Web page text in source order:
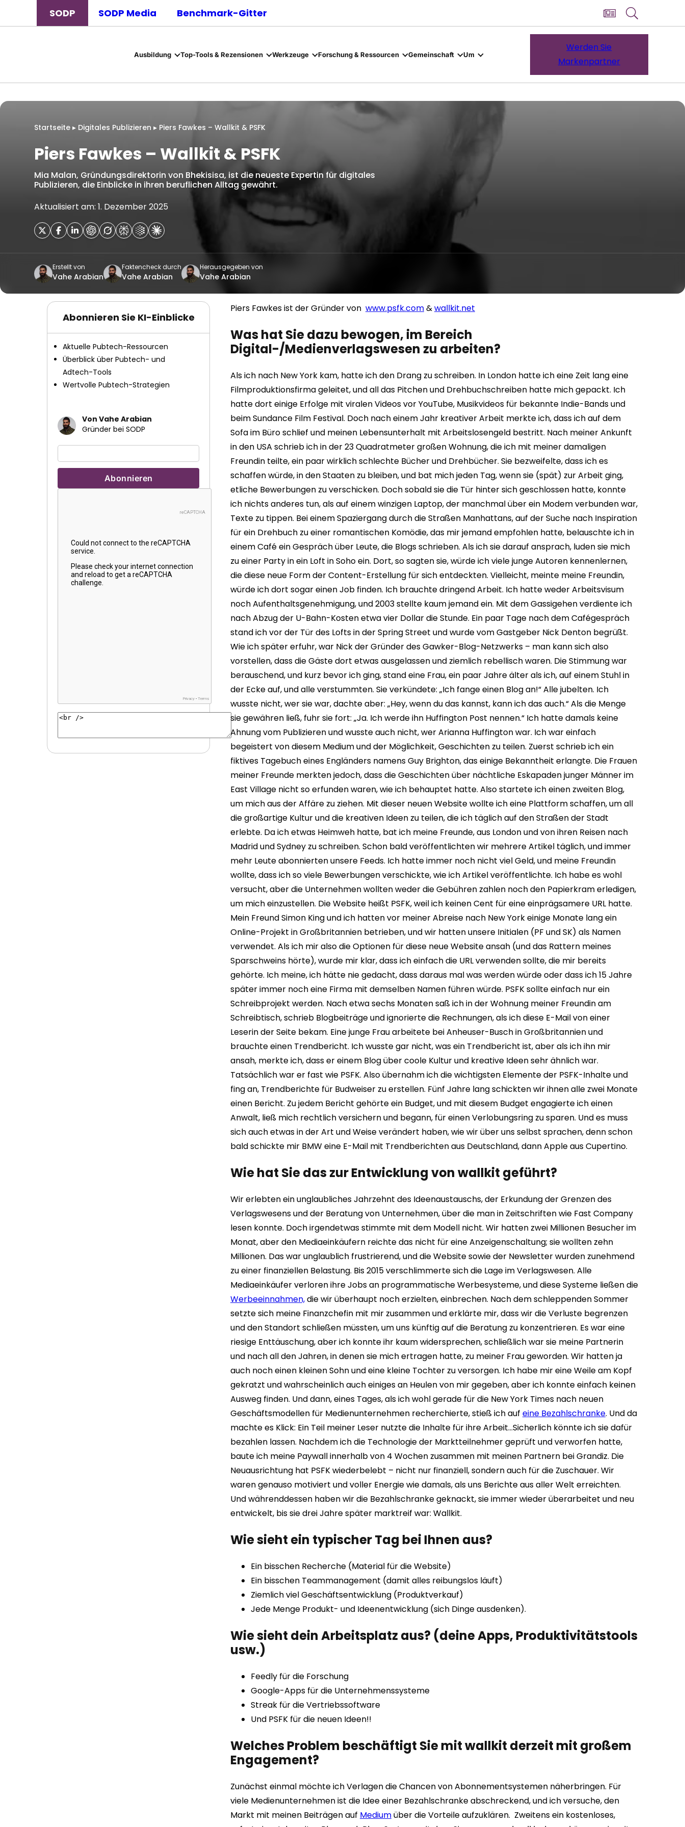
SODP SODP Media Benchmark-Gitter
Ausbildung Top-Tools & Rezensionen Werkzeuge Forschung & Ressourcen Gemeinschaft Um
Werden Sie
Markenpartner
Startseite ▸ Digitales Publizieren ▸ Piers Fawkes – Wallkit & PSFK
Piers Fawkes – Wallkit & PSFK
Mia Malan, Gründungsdirektorin von Bhekisisa, ist die neueste Expertin für digitales
Publizieren, die Einblicke in ihren beruflichen Alltag gewährt.
Aktualisiert am: 1. Dezember 2025
Erstellt von
Vahe Arabian
Faktencheck durch
Vahe Arabian
Herausgegeben von
Vahe Arabian
Abonnieren Sie KI-Einblicke
Aktuelle Pubtech-Ressourcen
Überblick über Pubtech- und
Adtech-Tools
Wertvolle Pubtech-Strategien
Von Vahe Arabian
Gründer bei SODP
Piers Fawkes ist der Gründer von www.psfk.com&wallkit.net
Was hat Sie dazu bewogen, im Bereich
Digital-/Medienverlagswesen zu arbeiten?
Als ich nach New York kam, hatte ich den Drang zu schreiben. In London hatte ich eine Zeit lang eine
Filmproduktionsfirma geleitet, und all das Pitchen und Drehbuchschreiben hatte mich gepackt. Ich
hatte dort einige Erfolge mit viralen Videos vor YouTube, Musikvideos für bekannte Indie-Bands und
beim Sundance Film Festival. Doch nach einem Jahr kreativer Arbeit merkte ich, dass ich auf dem
Sofa im Büro schlief und meinen Lebensunterhalt mit Arbeitslosengeld bestritt. Nach meiner Ankunft
in den USA schrieb ich in der 23 Quadratmeter großen Wohnung, die ich mit meiner damaligen
Freundin teilte, ein paar wirklich schlechte Bücher und Drehbücher. Sie bezweifelte, dass ich es
schaffen würde, in den Staaten zu bleiben, und bat mich jeden Tag, wenn sie (spät) zur Arbeit ging,
etliche Bewerbungen zu verschicken. Doch sobald sie die Tür hinter sich geschlossen hatte, konnte
ich nichts anderes tun, als auf einem winzigen Laptop, der manchmal über ein Modem verbunden war,
Texte zu tippen. Bei einem Spaziergang durch die Straßen Manhattans, auf der Suche nach Inspiration
für ein Drehbuch zu einer romantischen Komödie, das mir jemand empfohlen hatte, belauschte ich in
einem Café ein Gespräch über Leute, die Blogs schrieben. Als ich sie darauf ansprach, luden sie mich
zu einer Party in ein Loft in Soho ein. Dort, so sagten sie, würde ich viele junge Autoren kennenlernen,
die diese neue Form der Content-Erstellung für sich entdeckten. Vielleicht, meinte meine Freundin,
würde ich dort sogar einen Job finden. Ich brauchte dringend Arbeit. Ich hatte weder Arbeitsvisum
noch Aufenthaltsgenehmigung, und 2003 stellte kaum jemand ein. Mit dem Gassigehen verdiente ich
nach Abzug der U-Bahn-Kosten etwa vier Dollar die Stunde. Ein paar Tage nach dem Cafégespräch
stand ich vor der Tür des Lofts in der Spring Street und wurde vom Gastgeber Nick Denton begrüßt.
Wie ich später erfuhr, war Nick der Gründer des Gawker-Blog-Netzwerks – man kann sich also
vorstellen, dass die Gäste dort etwas ausgelassen und ziemlich rebellisch waren. Die Stimmung war
berauschend, und kurz bevor ich ging, stand eine Frau, ein paar Jahre älter als ich, auf einem Stuhl in
der Ecke auf, und alle verstummten. Sie verkündete: „Ich fange einen Blog an!“ Alle jubelten. Ich
wusste nicht, wer sie war, dachte aber: „Hey, wenn du das kannst, kann ich das auch.“ Als die Menge
sie gewähren ließ, fuhr sie fort: „Ja. Ich werde ihn Huffington Post nennen.“ Ich hatte damals keine
Ahnung vom Publizieren und wusste auch nicht, wer Arianna Huffington war. Ich war einfach
begeistert von diesem Medium und der Möglichkeit, Geschichten zu teilen. Zuerst schrieb ich ein
fiktives Tagebuch eines Engländers namens Guy Brighton, das einige Bekanntheit erlangte. Die Frauen
meiner Freunde merkten jedoch, dass die Geschichten über nächtliche Eskapaden junger Männer im
East Village nicht so erfunden waren, wie ich behauptet hatte. Also startete ich einen zweiten Blog,
um mich aus der Affäre zu ziehen. Mit dieser neuen Website wollte ich eine Plattform schaffen, um all
die großartige Kultur und die kreativen Ideen zu teilen, die ich täglich auf den Straßen der Stadt
erlebte. Da ich etwas Heimweh hatte, bat ich meine Freunde, aus London und von ihren Reisen nach
Madrid und Sydney zu schreiben. Schon bald veröffentlichten wir mehrere Artikel täglich, und immer
mehr Leute abonnierten unsere Feeds. Ich hatte immer noch nicht viel Geld, und meine Freundin
wollte, dass ich so viele Bewerbungen verschickte, wie ich Artikel veröffentlichte. Ich habe es wohl
versucht, aber die Unternehmen wollten weder die Gebühren zahlen noch den Papierkram erledigen,
um mich einzustellen. Die Website heißt PSFK, weil ich keinen Cent für eine einprägsamere URL hatte.
Mein Freund Simon King und ich hatten vor meiner Abreise nach New York einige Monate lang ein
Online-Projekt in Großbritannien betrieben, und wir hatten unsere Initialen (PF und SK) als Namen
verwendet. Als ich mir also die Optionen für diese neue Website ansah (und das Rattern meines
Sparschweins hörte), wurde mir klar, dass ich einfach die URL verwenden sollte, die mir bereits
gehörte. Ich meine, ich hätte nie gedacht, dass daraus mal was werden würde oder dass ich 15 Jahre
später immer noch eine Firma mit demselben Namen führen würde. PSFK sollte einfach nur ein
Schreibprojekt werden. Nach etwa sechs Monaten saß ich in der Wohnung meiner Freundin am
Schreibtisch, schrieb Blogbeiträge und ignorierte die Rechnungen, als ich diese E-Mail von einer
Leserin der Seite bekam. Eine junge Frau arbeitete bei Anheuser-Busch in Großbritannien und
brauchte einen Trendbericht. Ich wusste gar nicht, was ein Trendbericht ist, aber als ich ihn mir
ansah, merkte ich, dass er einem Blog über coole Kultur und kreative Ideen sehr ähnlich war.
Tatsächlich war er fast wie PSFK. Also übernahm ich die wichtigsten Elemente der PSFK-Inhalte und
fing an, Trendberichte für Budweiser zu erstellen. Fünf Jahre lang schickten wir ihnen alle zwei Monate
einen Bericht. Zu jedem Bericht gehörte ein Budget, und mit diesem Budget engagierte ich einen
Anwalt, ließ mich rechtlich versichern und begann, für einen Verlobungsring zu sparen. Und es muss
sich auch etwas in der Art und Weise verändert haben, wie wir über uns selbst sprachen, denn schon
bald schickte mir BMW eine E-Mail mit Trendberichten aus Deutschland, dann Apple aus Cupertino.
Wie hat Sie das zur Entwicklung von wallkit geführt?
Wir erlebten ein unglaubliches Jahrzehnt des Ideenaustauschs, der Erkundung der Grenzen des
Verlagswesens und der Beratung von Unternehmen, über die man in Zeitschriften wie Fast Company
lesen konnte. Doch irgendetwas stimmte mit dem Modell nicht. Wir hatten zwei Millionen Besucher im
Monat, aber den Mediaeinkäufern reichte das nicht für eine Anzeigenschaltung; sie wollten zehn
Millionen. Das war unglaublich frustrierend, und die Website sowie der Newsletter wurden zunehmend
zu einer finanziellen Belastung. Bis 2015 verschlimmerte sich die Lage im Verlagswesen. Alle
Mediaeinkäufer verloren ihre Jobs an programmatische Werbesysteme, und diese Systeme ließen die
Werbeeinnahmen,die wir überhaupt noch erzielten, einbrechen. Nach dem schleppenden Sommer
setzte sich meine Finanzchefin mit mir zusammen und erklärte mir, dass wir die Verluste begrenzen
und den Standort schließen müssten, um uns künftig auf die Beratung zu konzentrieren. Es war eine
riesige Enttäuschung, aber ich konnte ihr kaum widersprechen, schließlich war sie meine Partnerin
und nach all den Jahren, in denen sie mich ertragen hatte, zu meiner Frau geworden. Wir hatten ja
auch noch einen kleinen Sohn und eine kleine Tochter zu versorgen. Ich habe mir eine Weile am Kopf
gekratzt und wahrscheinlich auch einiges an Heulen von mir gegeben, aber ich konnte einfach keinen
Ausweg finden. Und dann, eines Tages, als ich wohl gerade für die New York Times nach neuen
Geschäftsmodellen für Medienunternehmen recherchierte, stieß ich auf eine Bezahlschranke. Und da
machte es Klick: Ein Teil meiner Leser nutzte die Inhalte für ihre Arbeit…Sicherlich könnte ich sie dafür
bezahlen lassen. Nachdem ich die Technologie der Marktteilnehmer geprüft und verworfen hatte,
baute ich meine Paywall innerhalb von 4 Wochen zusammen mit meinen Partnern bei Grandiz. Die
Neuausrichtung hat PSFK wiederbelebt – nicht nur finanziell, sondern auch für die Zuschauer. Wir
waren genauso motiviert und voller Energie wie damals, als uns Berichte aus aller Welt erreichten.
Und währenddessen haben wir die Bezahlschranke geknackt, sie immer wieder überarbeitet und neu
entwickelt, bis sie drei Jahre später marktreif war: Wallkit.
Wie sieht ein typischer Tag bei Ihnen aus?
Ein bisschen Recherche (Material für die Website)
Ein bisschen Teammanagement (damit alles reibungslos läuft)
Ziemlich viel Geschäftsentwicklung (Produktverkauf)
Jede Menge Produkt- und Ideenentwicklung (sich Dinge ausdenken).
Wie sieht dein Arbeitsplatz aus? (deine Apps, Produktivitätstools
usw.)
Feedly für die Forschung
Google-Apps für die Unternehmenssysteme
Streak für die Vertriebssoftware
Und PSFK für die neuen Ideen!!
Welches Problem beschäftigt Sie mit wallkit derzeit mit großem
Engagement?
Zunächst einmal möchte ich Verlagen die Chancen von Abonnementsystemen näherbringen. Für
viele Medienunternehmen ist die Idee einer Bezahlschranke abschreckend, und ich versuche, den
Markt mit meinen Beiträgen auf Mediumüber die Vorteile aufzuklären. Zweitens ein kostenloses,